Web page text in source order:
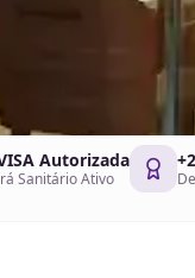
Autorizada
Sanitário Ativo